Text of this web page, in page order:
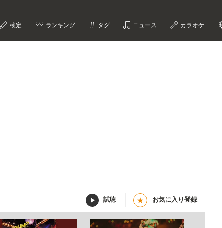
検定 ランキング タグ ニュース カラオケ
試聴 ★ お気に入り登録